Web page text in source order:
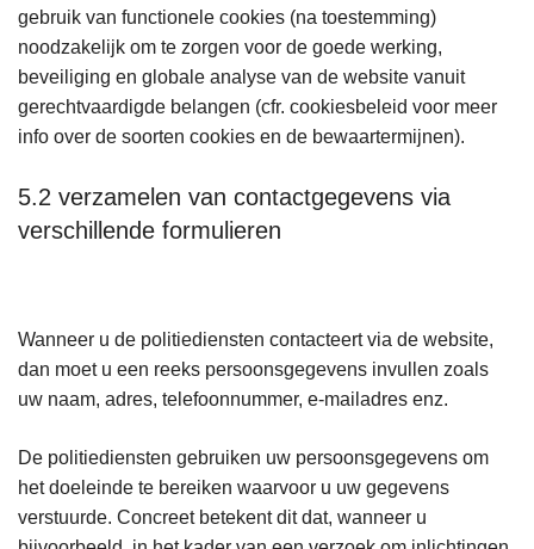
gebruik van functionele cookies (na toestemming)
noodzakelijk om te zorgen voor de goede werking,
beveiliging en globale analyse van de website vanuit
gerechtvaardigde belangen (cfr. cookiesbeleid voor meer
info over de soorten cookies en de bewaartermijnen).
5.2 verzamelen van contactgegevens via
verschillende formulieren
Wanneer u de politiediensten contacteert via de website,
dan moet u een reeks persoonsgegevens invullen zoals
uw naam, adres, telefoonnummer, e-mailadres enz.
De politiediensten gebruiken uw persoonsgegevens om
het doeleinde te bereiken waarvoor u uw gegevens
verstuurde. Concreet betekent dit dat, wanneer u